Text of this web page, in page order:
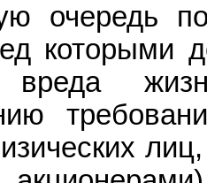
очередь
которыми
вреда